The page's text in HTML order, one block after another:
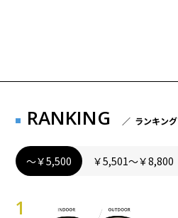
RANKING ／ ランキング
～￥5,500 ￥5,501～￥8,800